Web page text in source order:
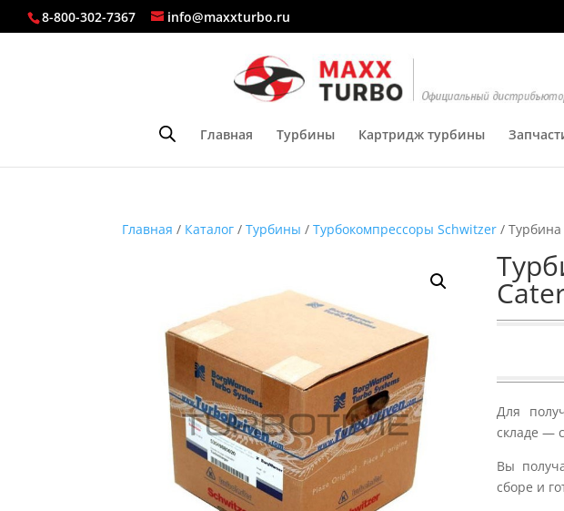
8-800-302-7367 info@maxxturbo.ru
Главная Турбины Картридж турбины
Главная / Каталог /Турбины /Турбокомпрессоры Schwitzer /
Для
складе —
Вы
сборе и